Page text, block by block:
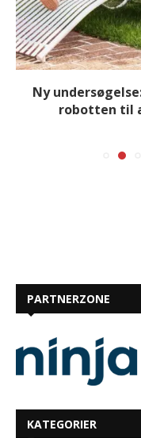
Ny
robotten til
PARTNERZONE
KATEGORIER